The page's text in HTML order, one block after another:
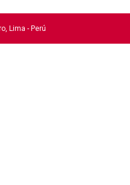
Lima - Perú